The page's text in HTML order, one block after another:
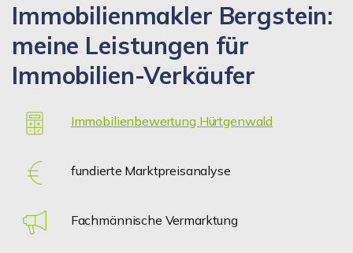
Immobilienmakler Bergstein:
meine Leistungen für
Immobilien-Verkäufer
Immobilienbewertung Hürtgenwald
fundierte Marktpreisanalyse
Fachmännische Vermarktung